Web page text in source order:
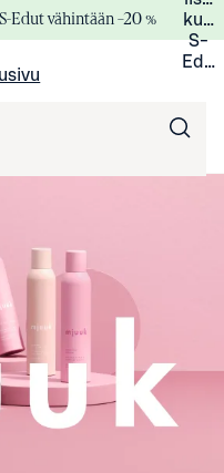
Edut vähintään –20 %
S-